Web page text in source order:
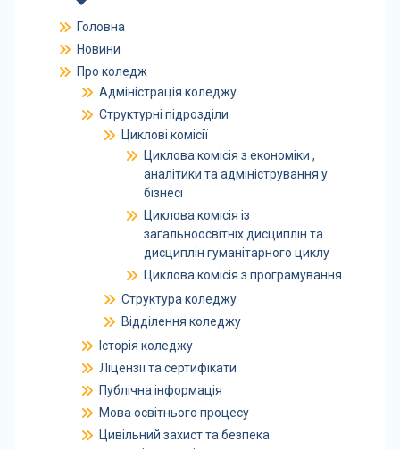
Головна
Новини
Про коледж
Адміністрація коледжу
Структурні підрозділи
Циклові комісії
Циклова комісія з економіки ,
аналітики та адміністрування у
бізнесі
Циклова комісія із
загальноосвітніх дисциплін та
дисциплін гуманітарного циклу
Циклова комісія з програмування
Структура коледжу
Відділення коледжу
Історія коледжу
Ліцензії та сертифікати
Публічна інформація
Мова освітнього процесу
Цивільний захист та безпека